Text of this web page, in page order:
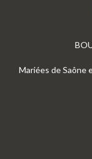
Mariées de Saône